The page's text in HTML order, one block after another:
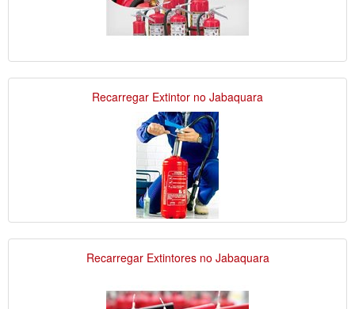
Recarregar Extintor no Jabaquara
Recarregar Extintores no Jabaquara